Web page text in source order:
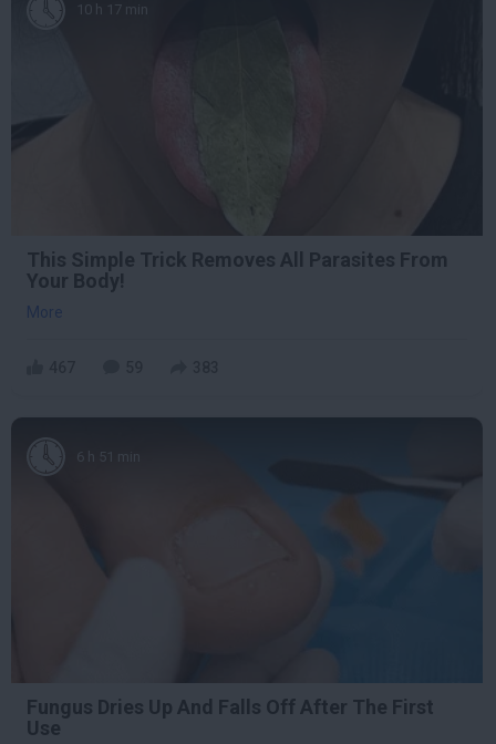
10 h 17 min
This Simple Trick Removes All Parasites From
Your Body!
More
6 h 51 min
Fungus Dries Up And Falls Off After The First
Use